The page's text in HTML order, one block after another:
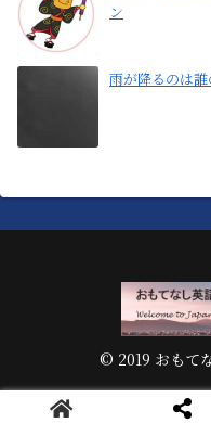
ン
雨が降るのは
© 2019 おもて